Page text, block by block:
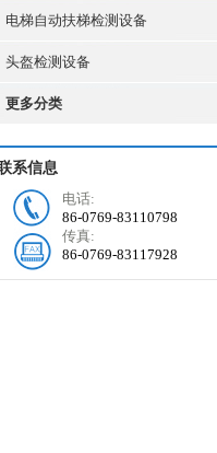
电梯自动扶梯检测设备
头盔检测设备
更多分类
系信息
电话:
86-0769-83110798
传真:
86-0769-83117928